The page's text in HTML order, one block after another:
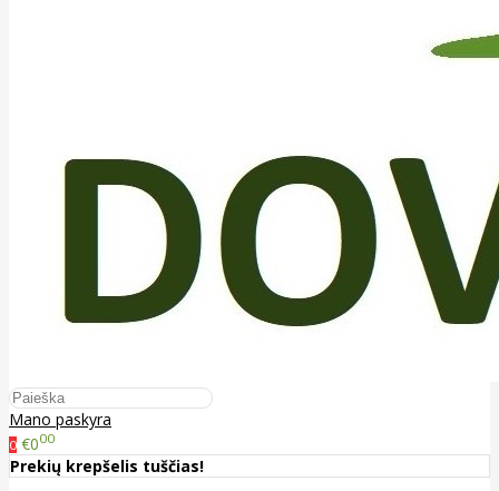
Mano paskyra
0 €000
Prekių krepšelis tuščias!